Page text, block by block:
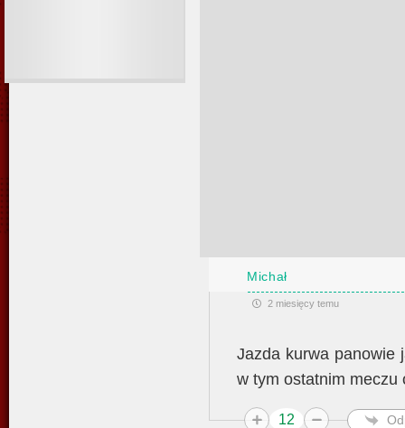
Michał
2 miesięcy temu
Jazda kurwa panowie
w tym ostatnim meczu
12